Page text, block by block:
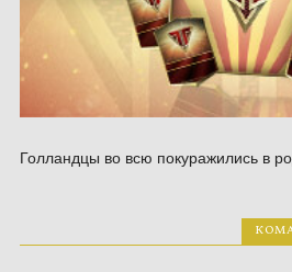
Голландцы во всю покуражились в